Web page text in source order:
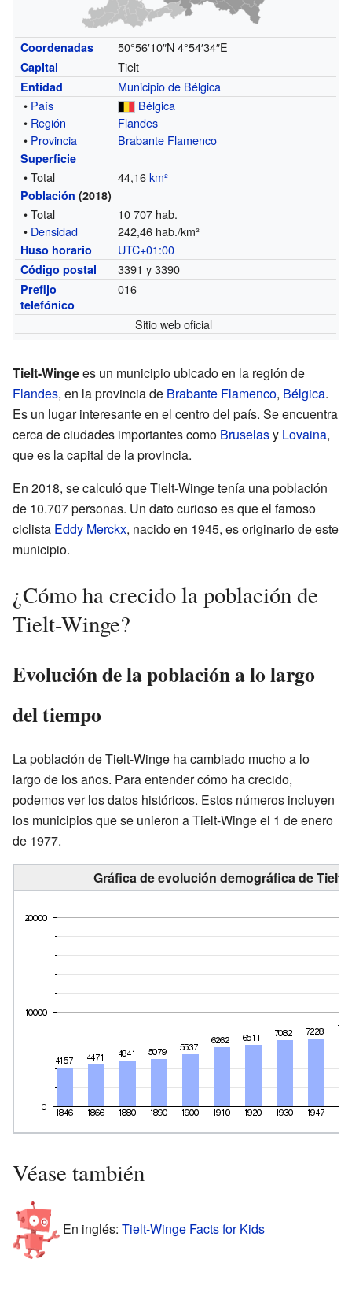
Coordenadas 50°56′10″N 4°54′34″E
Capital Tielt
Entidad
Municipio de Bélgica
• País
Bélgica
• Región
Flandes
• Provincia Brabante Flamenco
Superficie
• Total 44,16km²
Población (2018)
• Total
10 707 hab.
• Densidad 242,46 hab./km²
Huso horario UTC+01:00
Código postal 3391 y 3390
Prefijo
telefónico
016
Sitio web oficial
Tielt-Wingees un municipio ubicado en la región de
Flandes, en la provincia de Brabante Flamenco, Bélgica.
Es un lugar interesante en el centro del país. Se encuentra
cerca de ciudades importantes como Bruselasy Lovaina,
que es la capital de la provincia.
En 2018, se calculó que Tielt-Winge tenía una población
de 10.707 personas. Un dato curioso es que el famoso
ciclista Eddy Merckx, nacido en 1945, es originario de este
municipio.
¿Cómo ha crecido la población de
Tielt-Winge?
Evolución de la población a lo largo
del tiempo
La población de Tielt-Winge ha cambiado mucho a lo
largo de los años. Para entender cómo ha crecido,
podemos ver los datos históricos. Estos números incluyen
los municipios que se unieron a Tielt-Winge el 1 de enero
de 1977.
Gráfica de evolución demográfica de Tielt-
Véase también
En inglés: Tielt-Winge Facts for Kids